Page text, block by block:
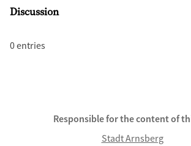
Discussion
0 entries
Responsible for the content of
Stadt Arnsberg